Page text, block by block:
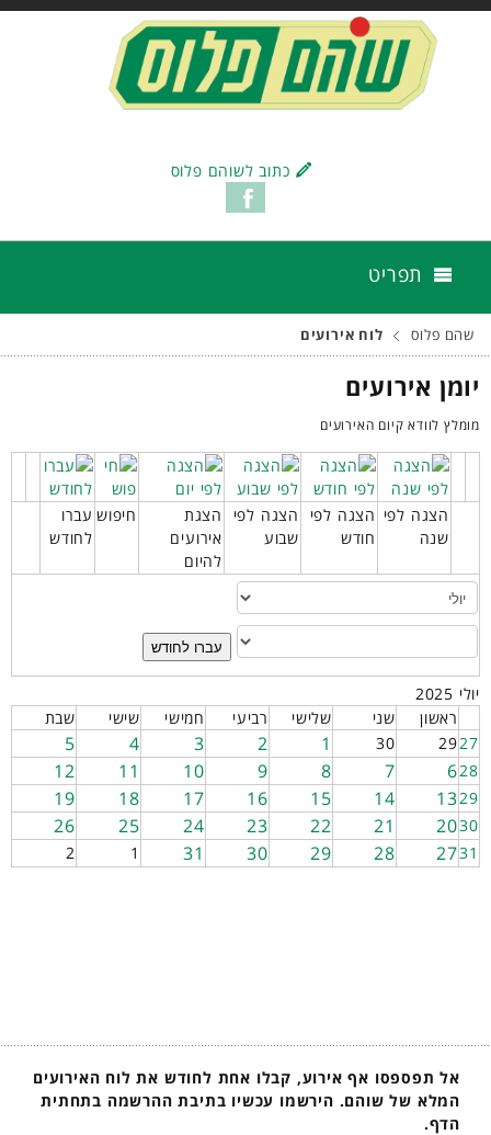
כתוב לשוהם פלוס
תפריט
שהם פלוס לוח אירועים
יומן אירועים
מומלץ לוודא קיום האירועים
הצגה לפי
שנה
הצגה לפי
חודש
הצגה לפי
שבוע
הצגת
אירועים
להיום
חיפוש עברו
לחודש
עברו לחודש
יולי 2025
ראשון
שני שלישי רביעי חמישי שישי
שבת
27
29
30
1
2
3
4
5
28
6
7
8
9
10
11
12
29
13
14
15
16
17
18
19
30
20
21
22
23
24
25
26
31
27
28
29
30
31
1
2
אל תפספסו אף אירוע, קבלו אחת לחודש את לוח האירועים
המלא של שוהם. הירשמו עכשיו בתיבת ההרשמה בתחתית
הדף.